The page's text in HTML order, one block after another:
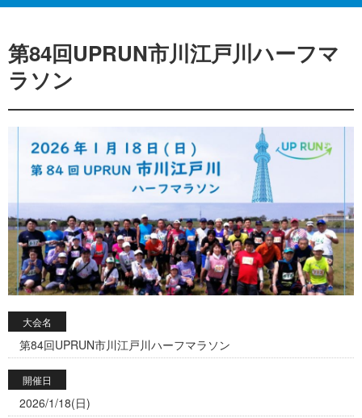
第84回UPRUN市川江戸川ハーフマ
ラソン
大会名
第84回UPRUN市川江戸川ハーフマラソン
開催日
2026/1/18(日)